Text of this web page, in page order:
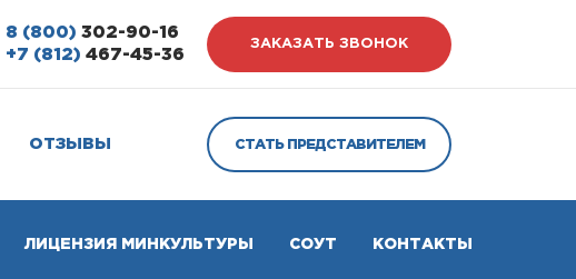
8 (800) 302-90-16
+7 (812) 467-45-36
ЗАКАЗАТЬ ЗВОНОК
ОТЗЫВЫ СТАТЬ ПРЕДСТАВИТЕЛЕМ
ЛИЦЕНЗИЯ МИНКУЛЬТУРЫ СОУТ КОНТАКТЫ